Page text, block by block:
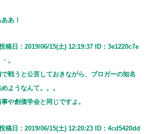
あ！
稿日：2019/06/15(土) 12:19:37 ID：3e1220c7e
。
戦うと公言しておきながら、ブロガーの知名
ようなんて。。。
や創価学会と同じですよ。
稿日：2019/06/15(土) 12:20:23 ID：4cd5420dd